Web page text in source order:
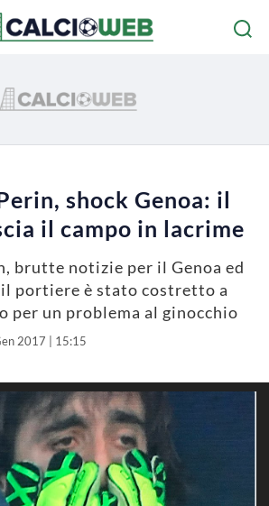
shock Genoa: il
il campo in lacrime
brutte notizie per il Genoa ed
portiere è stato costretto a
per un problema al ginocchio
2017 | 15:15